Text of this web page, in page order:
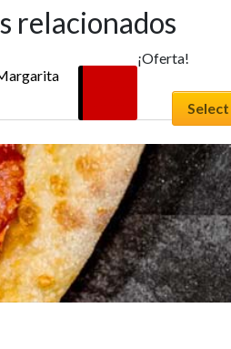
relacionados
¡Oferta!
precio
era:
12,00 €.
El
actual
es:
10,00 €.
Select